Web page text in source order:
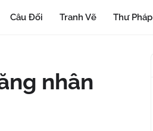
Câu Đối Tranh Vẽ Thư Pháp
nhân